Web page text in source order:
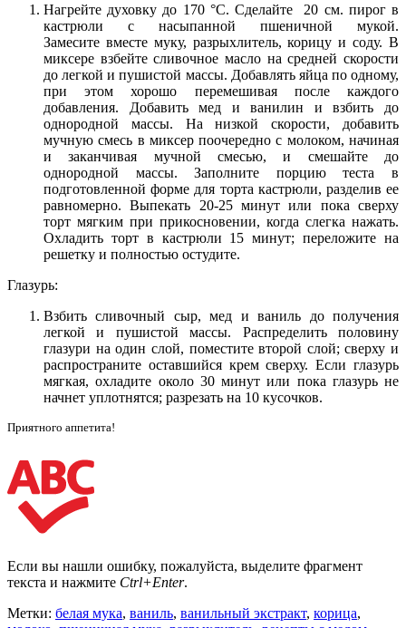
Нагрейте духовку до 170 °С. Сделайте 20 см. пирог в
кастрюли с насыпанной пшеничной мукой.
Замесите вместе муку, разрыхлитель, корицу и соду. В
миксере взбейте сливочное масло на средней скорости
до легкой и пушистой массы. Добавлять яйца по одному,
при этом хорошо перемешивая после каждого
добавления. Добавить мед и ванилин и взбить до
однородной массы. На низкой скорости, добавить
мучную смесь в миксер поочередно с молоком, начиная
и заканчивая мучной смесью, и смешайте до
однородной массы. Заполните порцию теста в
подготовленной форме для торта кастрюли, разделив ее
равномерно. Выпекать 20-25 минут или пока сверху
торт мягким при прикосновении, когда слегка нажать.
Охладить торт в кастрюли 15 минут; переложите на
решетку и полностью остудите.
Глазурь:
Взбить сливочный сыр, мед и ваниль до получения
легкой и пушистой массы. Распределить половину
глазури на один слой, поместите второй слой; сверху и
распространите оставшийся крем сверху. Если глазурь
мягкая, охладите около 30 минут или пока глазурь не
начнет уплотнятся; разрезать на 10 кусочков.
Приятного аппетита!
Если вы нашли ошибку, пожалуйста, выделите фрагмент
текста и нажмите Ctrl+Enter.
Метки: белая мука, ваниль, ванильный экстракт, корица,